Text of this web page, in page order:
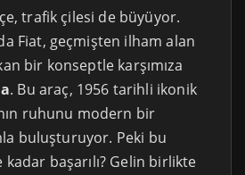
trafik çilesi de büyüyor.
Fiat, geçmişten ilham alan
bir konseptle karşımıza
. Bu araç, 1956 tarihli ikonik
ruhunu modern bir
buluşturuyor. Peki bu
başarılı? Gelin birlikte